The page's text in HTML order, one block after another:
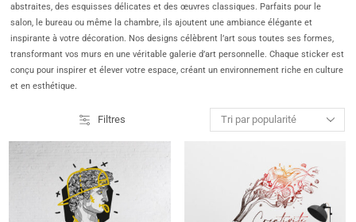
abstraites, des esquisses délicates et des œuvres classiques. Parfaits pour le
salon, le bureau ou même la chambre, ils ajoutent une ambiance élégante et
inspirante à votre décoration. Nos designs célèbrent l’art sous toutes ses formes,
transformant vos murs en une véritable galerie d’art personnelle. Chaque sticker est
conçu pour inspirer et élever votre espace, créant un environnement riche en culture
et en esthétique.
Filtres